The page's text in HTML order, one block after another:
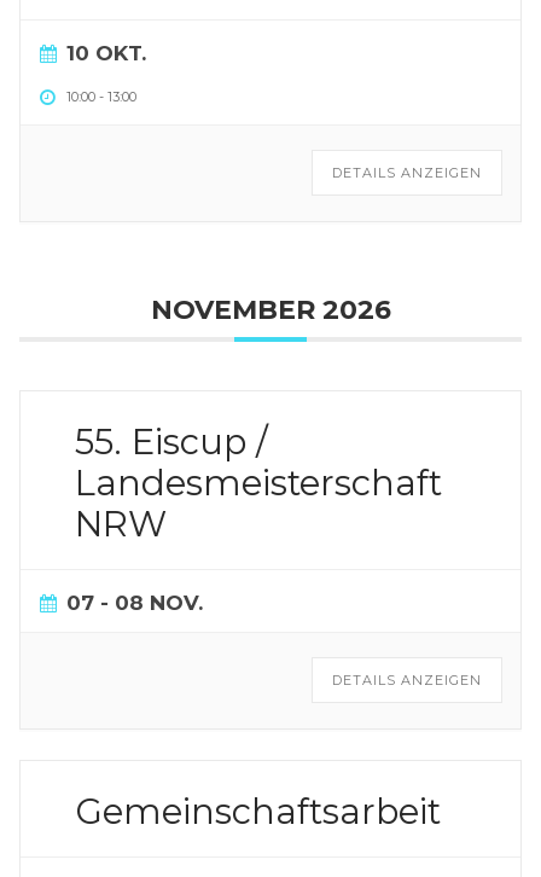
10 OKT.
10:00 - 13:00
DETAILS ANZEIGEN
NOVEMBER 2026
55. Eiscup /
Landesmeisterschaft
NRW
07 - 08 NOV.
DETAILS ANZEIGEN
Gemeinschaftsarbeit